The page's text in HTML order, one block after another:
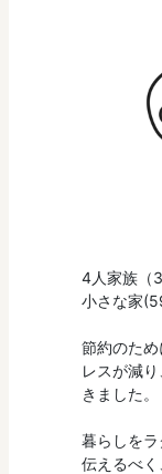
4人家族（
小さな家
節約のた
レスが減
きました。
暮らしを
伝えるべく